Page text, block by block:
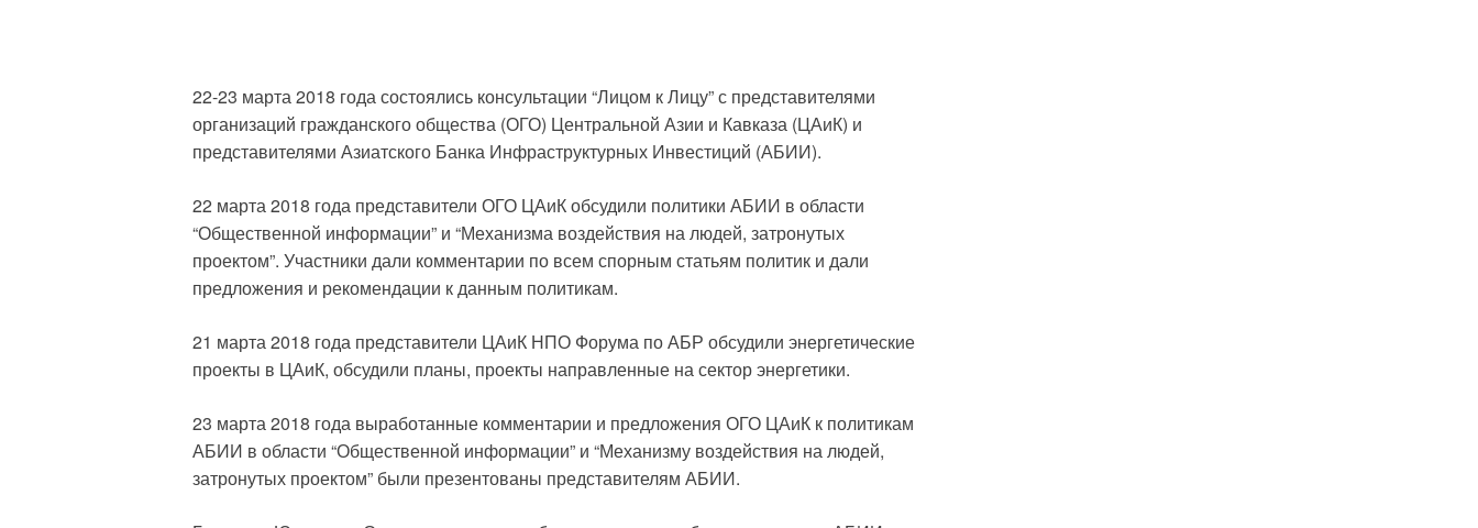
22-23 марта 2018 года состоялись консультации “Лицом к Лицу” с представителями
организаций гражданского общества (ОГО) Центральной Азии и Кавказа (ЦАиК) и
представителями Азиатского Банка Инфраструктурных Инвестиций (АБИИ).
22 марта 2018 года представители ОГО ЦАиК обсудили политики АБИИ в области
“Общественной информации” и “Механизма воздействия на людей, затронутых
проектом”. Участники дали комментарии по всем спорным статьям политик и дали
предложения и рекомендации к данным политикам.
21 марта 2018 года представители ЦАиК НПО Форума по АБР обсудили энергетические
проекты в ЦАиК, обсудили планы, проекты направленные на сектор энергетики.
23 марта 2018 года выработанные комментарии и предложения ОГО ЦАиК к политикам
АБИИ в области “Общественной информации” и “Механизму воздействия на людей,
затронутых проектом” были презентованы представителям АБИИ.